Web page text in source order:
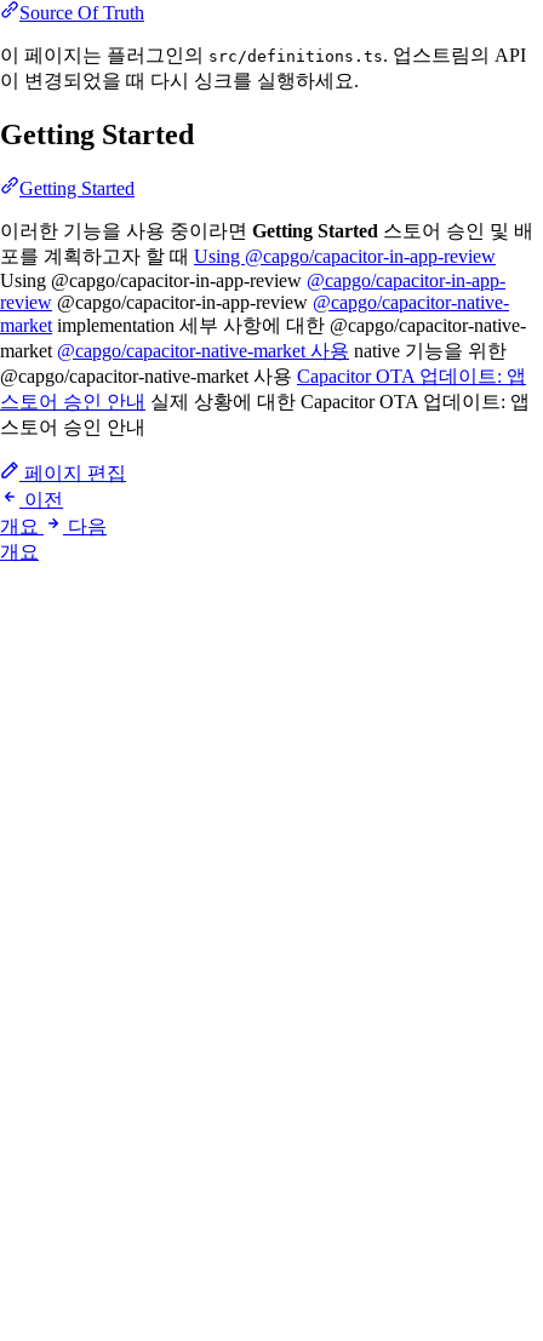
Source Of Truth
이 페이지는 플러그인의 src/definitions.ts. 업스트림의 API
이 변경되었을 때 다시 싱크를 실행하세요.
Getting Started
Getting Started
이러한 기능을 사용 중이라면 Getting Started 스토어 승인 및 배
포를 계획하고자 할 때 Using @capgo/capacitor-in-app-review
Using @capgo/capacitor-in-app-review @capgo/capacitor-in-app-
review @capgo/capacitor-in-app-review @capgo/capacitor-native-
market implementation 세부 사항에 대한 @capgo/capacitor-native-
market @capgo/capacitor-native-market 사용 native 기능을 위한
@capgo/capacitor-native-market 사용 Capacitor OTA 업데이트: 앱
스토어 승인 안내 실제 상황에 대한 Capacitor OTA 업데이트: 앱
스토어 승인 안내
페이지 편집
이전
개요
다음
개요